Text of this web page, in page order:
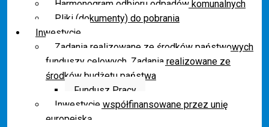
Harmonogram odbioru odpadów komunalnych
Pliki (dokumenty) do pobrania
Inwestycje
Zadania realizowane ze środków państwowych
funduszy celowych. Zadania realizowane ze
środków budżetu państwa
Fundusz Pracy
Inwestycje współfinansowane przez unię
europejską